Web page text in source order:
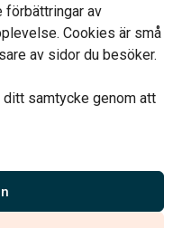
förbättringar av
Cookies är små
av sidor du besöker.
ditt samtycke genom att
Förbund och